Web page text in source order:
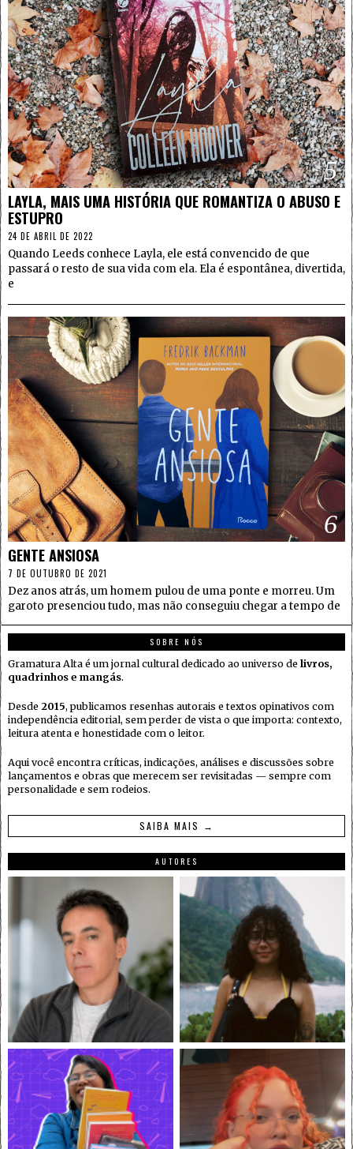
5
LAYLA, MAIS UMA HISTÓRIA QUE ROMANTIZA O ABUSO E
ESTUPRO
24 DE ABRIL DE 2022
Quando Leeds conhece Layla, ele está convencido de que
passará o resto de sua vida com ela. Ela é espontânea, divertida,
e
6
GENTE ANSIOSA
7 DE OUTUBRO DE 2021
Dez anos atrás, um homem pulou de uma ponte e morreu. Um
garoto presenciou tudo, mas não conseguiu chegar a tempo de
SOBRE NÓS
Gramatura Alta é um jornal cultural dedicado ao universo de livros,
quadrinhos e mangás.
Desde 2015, publicamos resenhas autorais e textos opinativos com
independência editorial, sem perder de vista o que importa: contexto,
leitura atenta e honestidade com o leitor.
Aqui você encontra críticas, indicações, análises e discussões sobre
lançamentos e obras que merecem ser revisitadas — sempre com
personalidade e sem rodeios.
SAIBA MAIS →
AUTORES